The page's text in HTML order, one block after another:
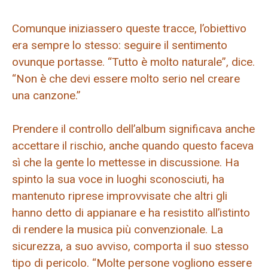
Comunque iniziassero queste tracce, l’obiettivo
era sempre lo stesso: seguire il sentimento
ovunque portasse. “Tutto è molto naturale”, dice.
“Non è che devi essere molto serio nel creare
una canzone.”
Prendere il controllo dell’album significava anche
accettare il rischio, anche quando questo faceva
sì che la gente lo mettesse in discussione. Ha
spinto la sua voce in luoghi sconosciuti, ha
mantenuto riprese improvvisate che altri gli
hanno detto di appianare e ha resistito all’istinto
di rendere la musica più convenzionale. La
sicurezza, a suo avviso, comporta il suo stesso
tipo di pericolo. “Molte persone vogliono essere